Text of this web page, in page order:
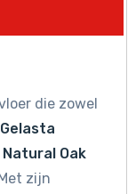
die zowel
Gelasta
Oak
zijn